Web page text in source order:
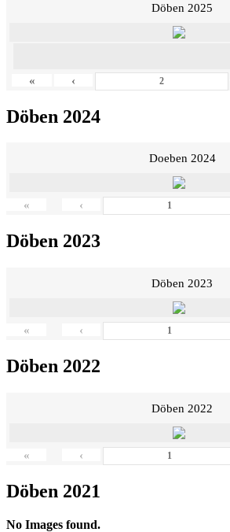
Döben 2025
« ‹
Döben 2024
Doeben 2024
« ‹
Döben 2023
Döben 2023
« ‹
Döben 2022
Döben 2022
« ‹
Döben 2021
No Images found.